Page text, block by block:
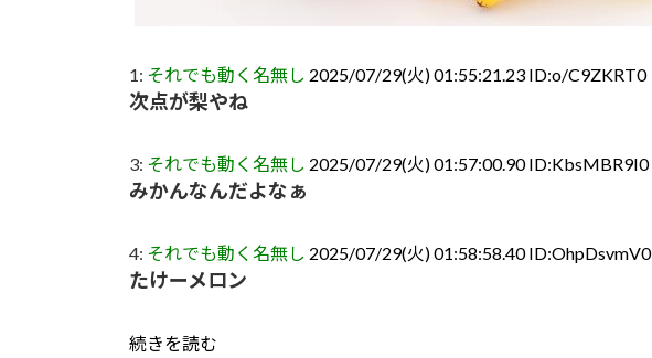
1: それでも動く名無し 2025/07/29(火) 01:55:21.23 ID:o/C9ZKRT0
次点が梨やね
3: それでも動く名無し 2025/07/29(火) 01:57:00.90 ID:KbsMBR9I0
みかんなんだよなぁ
4: それでも動く名無し 2025/07/29(火) 01:58:58.40 ID:OhpDsvmV0
たけーメロン
続きを読む